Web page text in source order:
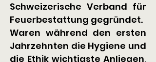
Schweizerische Verband für
Feuerbestattung gegründet.
Waren während den ersten
Jahrzehnten die Hygiene und
die Ethik wichtigste Anliegen,